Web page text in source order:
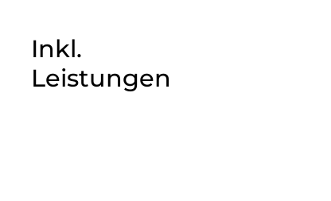
Inkl.
Leistungen